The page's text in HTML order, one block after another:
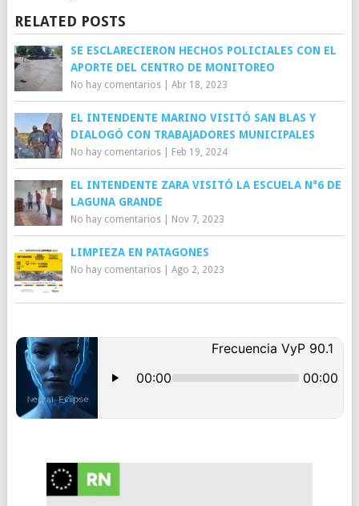
RELATED POSTS
SE ESCLARECIERON HECHOS POLICIALES CON EL
APORTE DEL CENTRO DE MONITOREO
No hay comentarios| Abr 18, 2023
EL INTENDENTE MARINO VISITÓ SAN BLAS Y
DIALOGÓ CON TRABAJADORES MUNICIPALES
No hay comentarios| Feb 19, 2024
EL INTENDENTE ZARA VISITÓ LA ESCUELA N°6 DE
LAGUNA GRANDE
No hay comentarios| Nov 7, 2023
LIMPIEZA EN PATAGONES
No hay comentarios| Ago 2, 2023